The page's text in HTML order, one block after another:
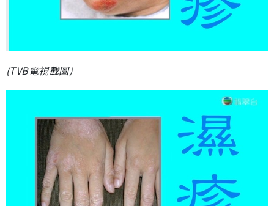
(TVB電視截圖)